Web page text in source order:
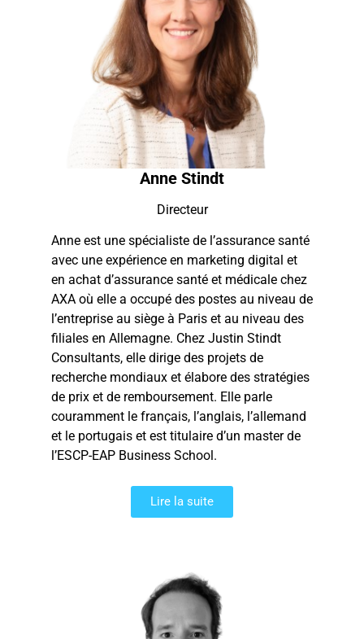
Anne Stindt
Directeur
Anne est une spécialiste de l’assurance santé
avec une expérience en marketing digital et
en achat d’assurance santé et médicale chez
AXA où elle a occupé des postes au niveau de
l’entreprise au siège à Paris et au niveau des
filiales en Allemagne. Chez Justin Stindt
Consultants, elle dirige des projets de
recherche mondiaux et élabore des stratégies
de prix et de remboursement. Elle parle
couramment le français, l’anglais, l’allemand
et le portugais et est titulaire d’un master de
l’ESCP-EAP Business School.
Lire la suite